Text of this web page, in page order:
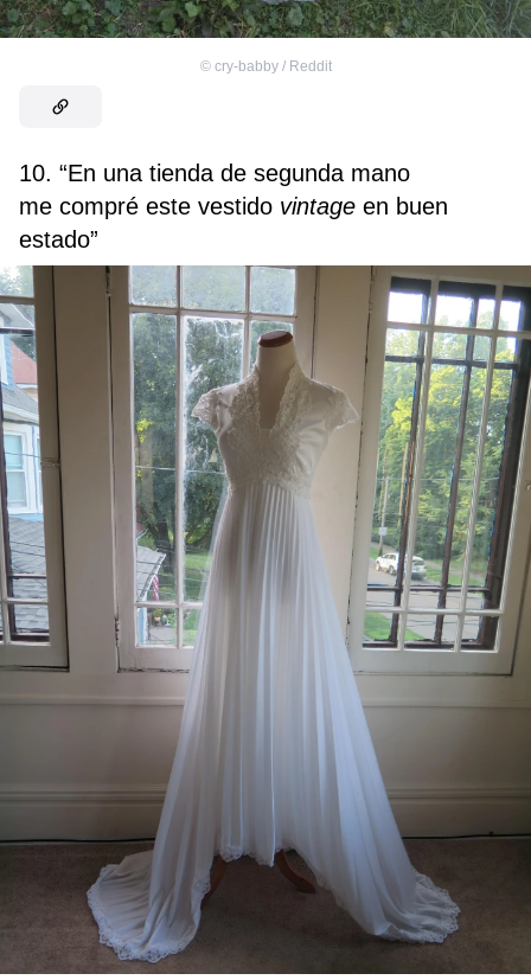
© cry-babby / Reddit
10. “En una tienda de segunda mano
me compré este vestido vintage en buen
estado”